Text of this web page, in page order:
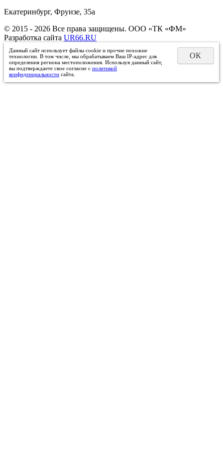
Екатеринбург, Фрунзе, 35а
© 2015 - 2026 Все права защищены. ООО «ТК «ФМ»
Разработка сайта UR66.RU
Данный сайт использует файлы cookie и прочие похожие
технологии. В том числе, мы обрабатываем Ваш IP-адрес для
определения региона местоположения. Используя данный сайт,
вы подтверждаете свое согласие с политикой
конфиденциальности сайта.
ОК